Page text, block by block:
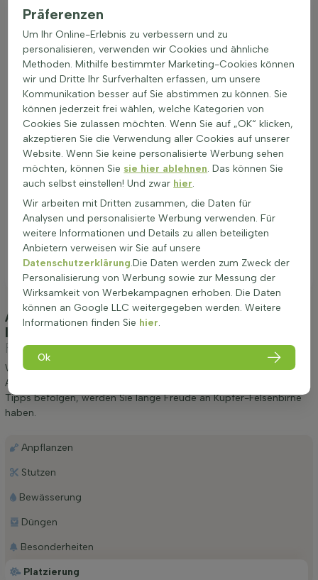
Mehr Details zur Kupfer-Felsenbirne bietet der Artikel
Felsenbirne (Amelanchier lamarckii), eine gute Wahl, wenn im
Garten ein Amelanchier lamarckii Hochstamm stehen soll.
Anpflanzung und Pflege Amelanchier
lamarckii Hochstamm 4/6
Felsenbirne)
Wir möchten Ihnen einige Tipps zur Anpflanzung und Pflege von
Amelanchier lamarckii Hochstamm 4/6 geben. Wenn Sie diese
Tipps befolgen, werden Sie lange Freude an Kupfer-Felsenbirne
haben.
Platzierung
Anpflanzen
Stutzen
Bewässerung
Düngen
Besonderheiten
Präferenzen
Um Ihr Online-Erlebnis zu verbessern und zu
personalisieren, verwenden wir Cookies und ähnliche
Methoden. Mithilfe bestimmter Marketing-Cookies können
wir und Dritte Ihr Surfverhalten erfassen, um unsere
Kommunikation besser auf Sie abstimmen zu können. Sie
können jederzeit frei wählen, welche Kategorien von
Cookies Sie zulassen möchten. Wenn Sie auf „OK“ klicken,
akzeptieren Sie die Verwendung aller Cookies auf unserer
Website. Wenn Sie keine personalisierte Werbung sehen
möchten, können Sie sie hier ablehnen. Das können Sie
auch selbst einstellen! Und zwar hier.
Wir arbeiten mit Dritten zusammen, die Daten für
Analysen und personalisierte Werbung verwenden. Für
weitere Informationen und Details zu allen beteiligten
Anbietern verweisen wir Sie auf unsere
Datenschutzerklärung.Die Daten werden zum Zweck der
Personalisierung von Werbung sowie zur Messung der
Wirksamkeit von Werbekampagnen erhoben. Die Daten
können an Google LLC weitergegeben werden. Weitere
Informationen finden Sie hier.
Ok